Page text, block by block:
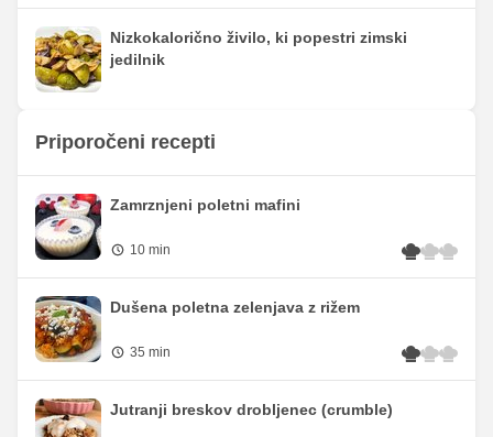
Nizkokalorično živilo, ki popestri zimski
jedilnik
Priporočeni recepti
Zamrznjeni poletni mafini
10 min
Dušena poletna zelenjava z rižem
35 min
Jutranji breskov drobljenec (crumble)